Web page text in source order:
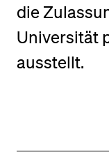
die
Universität
ausstellt.
BELIEBTE
Bibliothek